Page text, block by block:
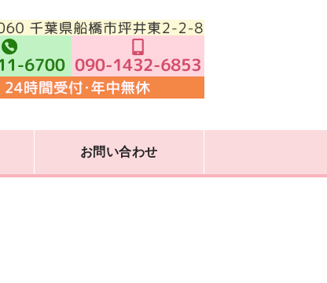
｜赤帽ハマヒロ運送
お問い合わせ